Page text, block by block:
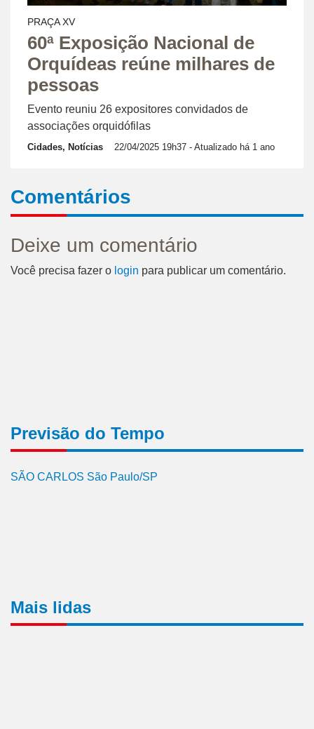
PRAÇA XV
60ª Exposição Nacional de
Orquídeas reúne milhares de
pessoas
Evento reuniu 26 expositores convidados de
associações orquidófilas
Cidades, Notícias 22/04/2025 19h37 - Atualizado há 1 ano
Comentários
Deixe um comentário
Você precisa fazer o login para publicar um comentário.
Previsão do Tempo
SÃO CARLOS São Paulo/SP
Mais lidas